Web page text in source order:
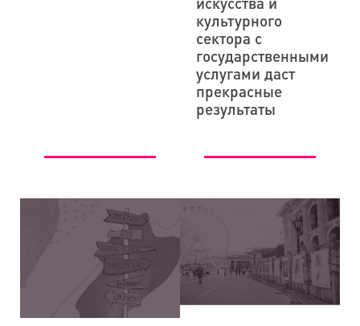
культурного
сектора с
государственными
услугами даст
прекрасные
результаты